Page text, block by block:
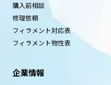
購入前相談
修理依頼
フィラメント対応表
フィラメント物性表
企業情報